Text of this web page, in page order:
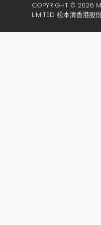
COPYRIGHT © 2026
LIMITED 松本清香港